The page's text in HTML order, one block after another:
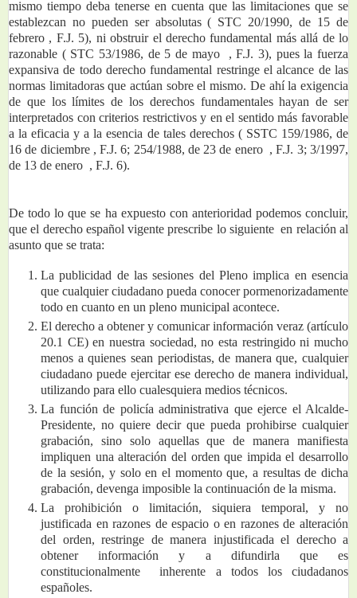
mismo tiempo deba tenerse en cuenta que las limitaciones que se
establezcan no pueden ser absolutas ( STC 20/1990, de 15 de
febrero , F.J. 5), ni obstruir el derecho fundamental más allá de lo
razonable ( STC 53/1986, de 5 de mayo  , F.J. 3), pues la fuerza
expansiva de todo derecho fundamental restringe el alcance de las
normas limitadoras que actúan sobre el mismo. De ahí la exigencia
de que los límites de los derechos fundamentales hayan de ser
interpretados con criterios restrictivos y en el sentido más favorable
a la eficacia y a la esencia de tales derechos ( SSTC 159/1986, de
16 de diciembre , F.J. 6; 254/1988, de 23 de enero  , F.J. 3; 3/1997,
de 13 de enero  , F.J. 6).
De todo lo que se ha expuesto con anterioridad podemos concluir,
que el derecho español vigente prescribe lo siguiente  en relación al
asunto que se trata:
La publicidad de las sesiones del Pleno implica en esencia
que cualquier ciudadano pueda conocer pormenorizadamente
todo en cuanto en un pleno municipal acontece.
El derecho a obtener y comunicar información veraz (artículo
20.1 CE) en nuestra sociedad, no esta restringido ni mucho
menos a quienes sean periodistas, de manera que, cualquier
ciudadano puede ejercitar ese derecho de manera individual,
utilizando para ello cualesquiera medios técnicos.
La función de policía administrativa que ejerce el Alcalde-
Presidente, no quiere decir que pueda prohibirse cualquier
grabación, sino solo aquellas que de manera manifiesta
impliquen una alteración del orden que impida el desarrollo
de la sesión, y solo en el momento que, a resultas de dicha
grabación, devenga imposible la continuación de la misma.
La prohibición o limitación, siquiera temporal, y no
justificada en razones de espacio o en razones de alteración
del orden, restringe de manera injustificada el derecho a
obtener información y a difundirla que es
constitucionalmente  inherente a todos los ciudadanos
españoles.